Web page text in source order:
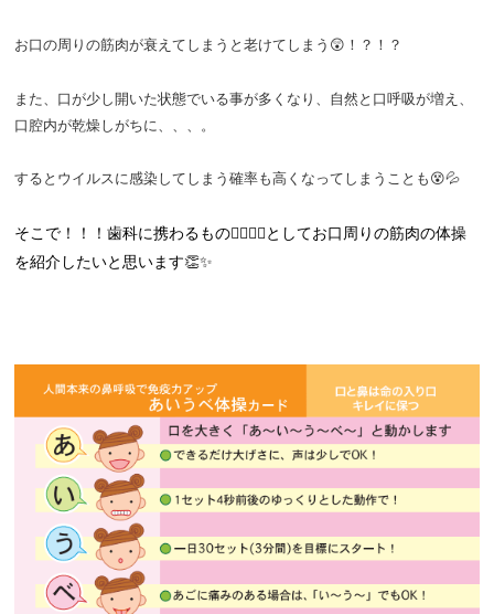
お口の周りの筋肉が衰えてしまうと老けてしまう😲！？！？
また、口が少し開いた状態でいる事が多くなり、自然と口呼吸が増え、
口腔内が乾燥しがちに、、、。
するとウイルスに感染してしまう確率も高くなってしまうことも😵💦
そこで！！！歯科に携わるもの👨‍⚕️👩‍⚕️としてお口周りの筋肉の体操
を紹介したいと思います👏✨